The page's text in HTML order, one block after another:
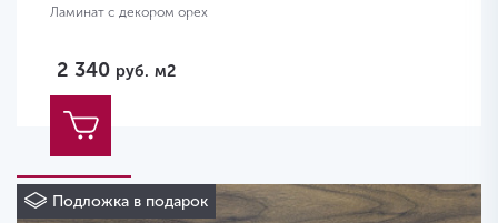
Ламинат с декором орех
2 340 руб. м2
Подложка в подарок